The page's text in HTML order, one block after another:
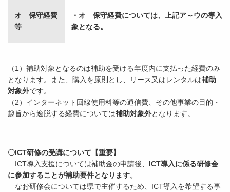
オ 保守経費
等
・オ 保守経費については、上記ア～ウの導入
象となる。
（1）補助対象となるのは補助を受ける年度内に支払った経費のみ
となります。また、購入を原則とし、リース又はレンタルは補助
対象外です。
（2）インターネット回線使用料等の通信費、その他事業の目的・
趣旨から逸脱する経費については補助対象外となります。
〇ICT研修の受講について【重要】
ICT導入支援については補助金の申請後、 ICT導入に係る研修会
に参加することが補助要件となります。
なお研修会については県で主催するため、ICT導入を希望する事